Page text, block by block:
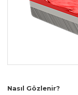
Nasıl Gözlenir?